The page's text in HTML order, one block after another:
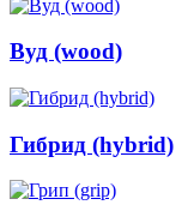
Вуд (wood)
Гибрид (hybrid)